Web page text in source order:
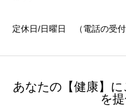
定休日/日曜日 （電話の受付
あなたの【健康】
を